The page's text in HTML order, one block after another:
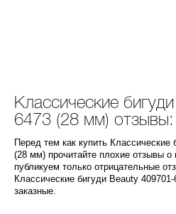
Классические
6473 (28 мм) отзывы:
Перед тем как купить Классические
(28 мм) прочитайте плохие отзывы
публикуем только отрицательные
Классические бигуди Beauty
заказные.